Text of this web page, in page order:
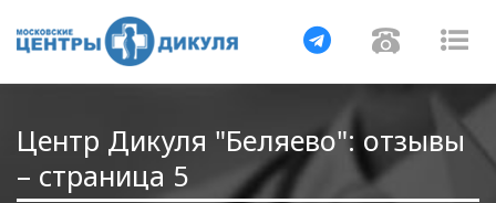
Навигация
Центр Дикуля "Беляево": отзывы
– страница 5